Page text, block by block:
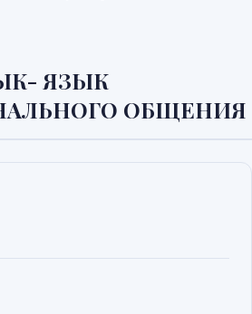
ЯЗЫК
ОБЩЕНИЯ